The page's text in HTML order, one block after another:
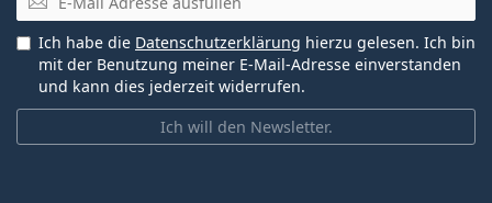
Ich will den Newsletter.
Ich habe die Datenschutzerklärung hierzu gelesen. Ich bin
mit der Benutzung meiner E-Mail-Adresse einverstanden
und kann dies jederzeit widerrufen.